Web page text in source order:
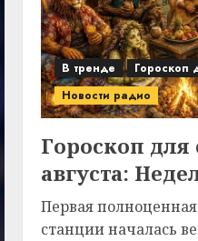
В тренде
Гороскоп
Новости радио
Гороскоп для
августа:
Первая
станции началась